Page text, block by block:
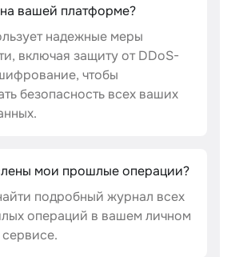
вашей платформе?
надежные меры
включая защиту от DDoS-
чтобы
безопасность всех ваших
мои прошлые операции?
подробный журнал всех
операций в вашем личном
сервисе.